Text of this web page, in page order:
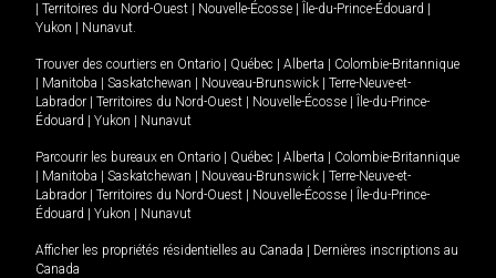
Territoires du Nord-Ouest Nouvelle-Écosse Île-du-Prince-Édouard
Yukon
Nunavut.
Trouver des courtiers en Ontario Québec Alberta
Colombie-Britannique
Manitoba Saskatchewan Nouveau-Brunswick
Terre-Neuve-et-
Labrador
Territoires du Nord-Ouest Nouvelle-Écosse
Île-du-Prince-
Édouard
Yukon Nunavut
Parcourir les bureaux en Ontario Québec Alberta
Colombie-Britannique
Manitoba Saskatchewan Nouveau-Brunswick
Terre-Neuve-et-
Labrador
Territoires du Nord-Ouest Nouvelle-Écosse
Île-du-Prince-
Édouard
Yukon Nunavut
Afficher les propriétés résidentielles au Canada
Dernières inscriptions au
Canada